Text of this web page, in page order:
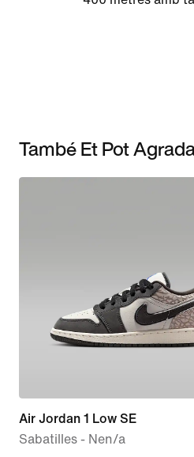
També Et Pot
Air Jordan 1 Low SE
Sabatilles - Nen/a